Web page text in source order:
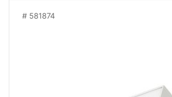
581874